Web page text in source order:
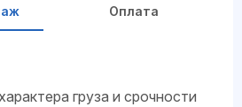
Оплата
груза и срочности